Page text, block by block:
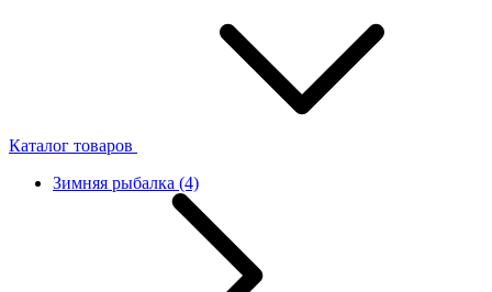
Каталог товаров
Зимняя рыбалка (4)